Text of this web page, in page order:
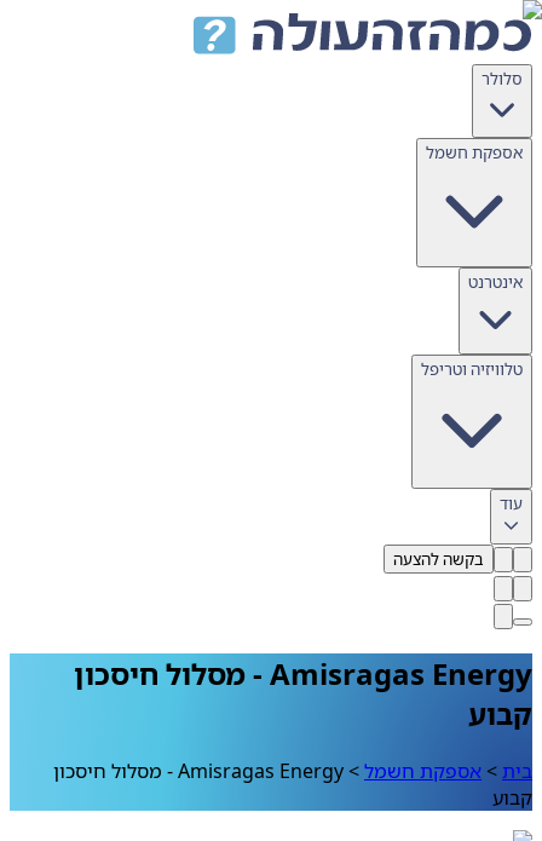
דלג לתוכן
סלולר
אספקת חשמל
אינטרנט
טלוויזיה וטריפל
עוד
בקשה להצעה
Amisragas Energy - מסלול חיסכון
קבוע
בית>אספקת חשמל>
Amisragas Energy - מסלול חיסכון
קבוע